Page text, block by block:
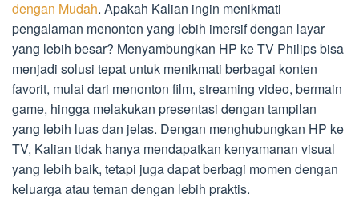
dengan Mudah. Apakah Kalian ingin menikmati
pengalaman menonton yang lebih imersif dengan layar
yang lebih besar? Menyambungkan HP ke TV Philips bisa
menjadi solusi tepat untuk menikmati berbagai konten
favorit, mulai dari menonton film, streaming video, bermain
game, hingga melakukan presentasi dengan tampilan
yang lebih luas dan jelas. Dengan menghubungkan HP ke
TV, Kalian tidak hanya mendapatkan kenyamanan visual
yang lebih baik, tetapi juga dapat berbagi momen dengan
keluarga atau teman dengan lebih praktis.